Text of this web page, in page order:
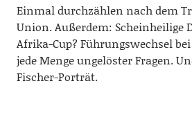
Einmal durchzählen nach dem
Union. Außerdem: Scheinheilige
Afrika-Cup? Führungswechsel
jede Menge ungelöster Fragen.
Fischer-Porträt.